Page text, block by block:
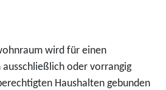
wird für einen
oder vorrangig
Haushalten gebunden